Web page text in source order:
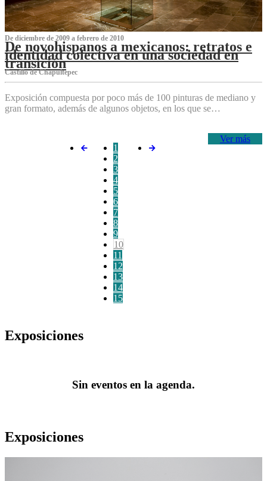
De diciembre de 2009 a febrero de 2010
De novohispanos a mexicanos: retratos e
identidad colectiva en una sociedad en
transición
Castillo de Chapultepec
Exposición compuesta por poco más de 100 pinturas de mediano y
gran formato, además de algunos objetos, en los que se…
Ver más
1
2
3
4
5
6
7
8
9
10
11
12
13
14
15
Exposiciones
Sin eventos en la agenda.
Exposiciones